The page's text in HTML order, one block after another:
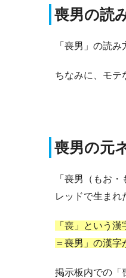
喪男の読
「喪男」の読み
ちなみに、モテ
喪男の元
「喪男（もお
レッドで生まれ
「喪」という
＝喪男」の漢字
掲示板内での「